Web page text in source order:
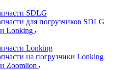
SDLG
для погрузчиков SDLG
Lonking
Lonking
на погрузчики Lonking
Zoomlion